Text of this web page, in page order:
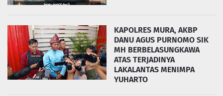
KAPOLRES MURA, AKBP
DANU AGUS PURNOMO SIK
MH BERBELASUNGKAWA
ATAS TERJADINYA
LAKALANTAS MENIMPA
YUHARTO